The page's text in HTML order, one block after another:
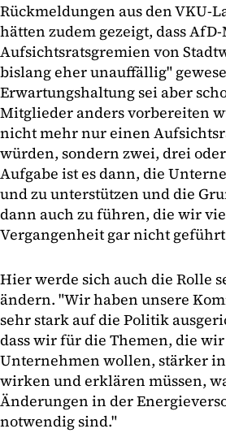
Rückmeldungen aus den VKU-
hätten zudem gezeigt, dass
Aufsichtsratsgremien von
bislang eher unauffällig"
Erwartungshaltung sei aber
Mitglieder anders vorbereiten
nicht mehr nur einen
würden, sondern zwei, drei
Aufgabe ist es dann, die
und zu unterstützen und die
dann auch zu führen, die wir
Vergangenheit gar nicht
Hier werde sich auch die Rolle
ändern. "Wir haben unsere
sehr stark auf die Politik
dass wir für die Themen, die
Unternehmen wollen, stärker
wirken und erklären müssen,
Änderungen in der
notwendig sind."